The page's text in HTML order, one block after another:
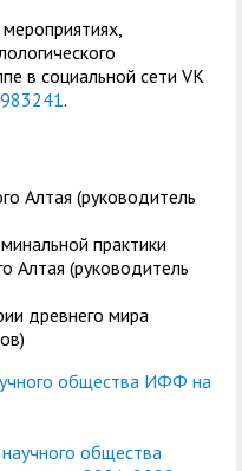
в социальной сети VK
.
Алтая (руководитель
практики
Алтая (руководитель
древнего мира
общества ИФФ на
общества